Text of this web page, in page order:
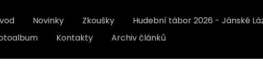
Novinky Zkoušky Hudební tábor 2026 - Jánské
Kontakty Archiv článků